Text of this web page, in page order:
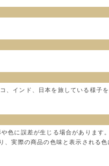
、インド、日本を旅している様子を
色に誤差が生じる場合があります
実際の商品の色味と表示される色